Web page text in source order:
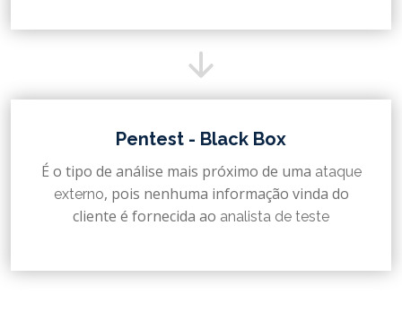
Pentest - Black Box
É o tipo de análise mais próximo de uma ataque
externo, pois nenhuma informação vinda do
cliente é fornecida ao analista de teste